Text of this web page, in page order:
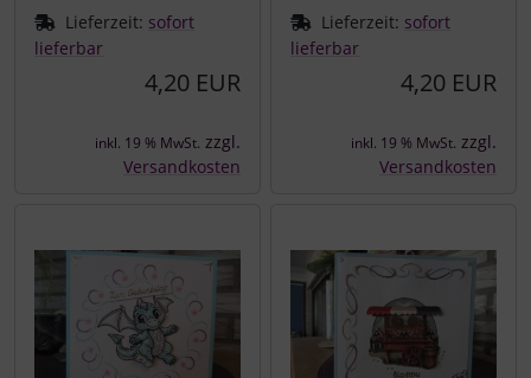
Lieferzeit: sofort
lieferbar
4,20 EUR
inkl. 19 % MwSt. zzgl.
Versandkosten
Lieferzeit: sofort
lieferbar
4,20 EUR
inkl. 19 % MwSt. zzgl.
Versandkosten